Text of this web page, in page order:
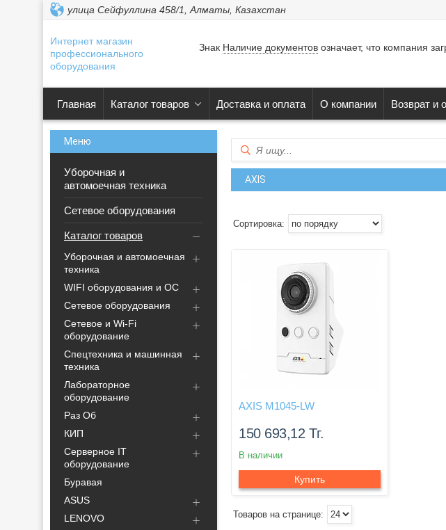
улица Сейфуллина 458/1, Алматы, Казахстан
Интернет магазин
профессионального
оборудования
Знак Наличие документов означает, что компания
Главная Каталог товаров Доставка и оплата О компании Возврат и
Уборочная и
автомоечная техника
Сетевое оборудования
Каталог товаров
Уборочная и автомоечная
техника
WIFI оборудования и ОС
Сетевое оборудования
Сетевое и Wi-Fi
оборудование
Спецтехника и машинная
техника
Лабораторное
оборудование
Раз Об
КИП
Серверное IT
оборудование
Буравая
ASUS
LENOVO
AXIS
AXIS M1045-LW
150 693,12 Тг.
В наличии
Купить